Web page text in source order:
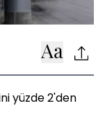
yüzde 2'den